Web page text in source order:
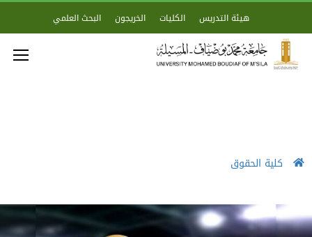
هيئة التدريس الكليات الخريجون البحث العلمي
كلية الحقوق